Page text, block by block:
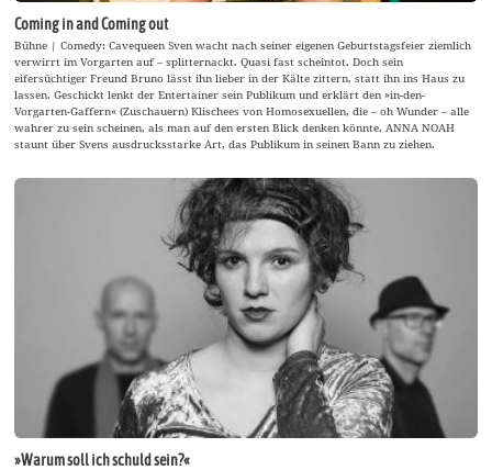
Coming in and Coming out
Bühne | Comedy: Cavequeen Sven wacht nach seiner eigenen Geburtstagsfeier ziemlich
verwirrt im Vorgarten auf – splitternackt. Quasi fast scheintot. Doch sein
eifersüchtiger Freund Bruno lässt ihn lieber in der Kälte zittern, statt ihn ins Haus zu
lassen. Geschickt lenkt der Entertainer sein Publikum und erklärt den »in-den-
Vorgarten-Gaffern« (Zuschauern) Klischees von Homosexuellen, die – oh Wunder – alle
wahrer zu sein scheinen, als man auf den ersten Blick denken könnte. ANNA NOAH
staunt über Svens ausdrucksstarke Art, das Publikum in seinen Bann zu ziehen.
»Warum soll ich schuld sein?«